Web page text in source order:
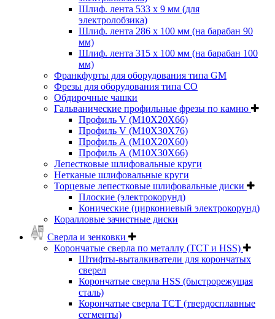
Шлиф. лента 533 х 9 мм (для
электролобзика)
Шлиф. лента 286 х 100 мм (на барабан 90
мм)
Шлиф. лента 315 х 100 мм (на барабан 100
мм)
Франкфурты для оборудования типа GM
Фрезы для оборудования типа СО
Обдирочные чашки
Гальванические профильные фрезы по камню
Профиль V (M10X20X66)
Профиль V (M10X30X76)
Профиль А (М10Х20Х60)
Профиль А (М10Х30Х66)
Лепестковые шлифовальные круги
Нетканые шлифовальные круги
Торцевые лепестковые шлифовальные диски
Плоские (электрокорунд)
Конические (циркониевый электрокорунд)
Коралловые зачистные диски
Сверла и зенковки
Корончатые сверла по металлу (TCT и HSS)
Штифты-выталкиватели для корончатых
сверел
Корончатые сверла HSS (быстрорежущая
сталь)
Корончатые сверла TCT (твердосплавные
сегменты)